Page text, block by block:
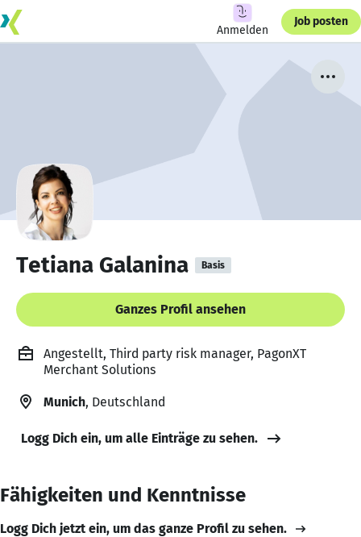
Anmelden
Job posten
Tetiana Galanina Basis
Ganzes Profil ansehen
Angestellt, Third party risk manager, PagonXT
Merchant Solutions
Munich, Deutschland
Logg Dich ein, um alle Einträge zu sehen.
Fähigkeiten und Kenntnisse
Logg Dich jetzt ein, um das ganze Profil zu sehen.